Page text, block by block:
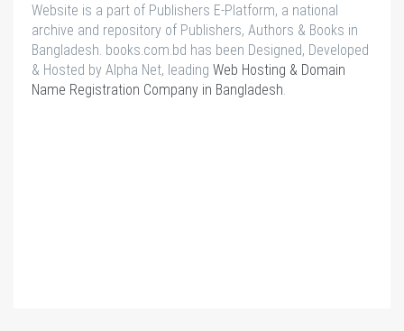
Website is a part of Publishers E-Platform, a national
archive and repository of Publishers, Authors & Books in
Bangladesh. books.com.bd has been Designed, Developed
& Hosted by Alpha Net, leading Web Hosting & Domain
Name Registration Company in Bangladesh